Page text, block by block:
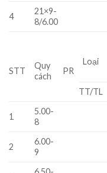
4
21×9-
8/6.00
STT
Quy
cách
PR
Loại
TT/TL
1
5.00-
8
2
6.00-
9